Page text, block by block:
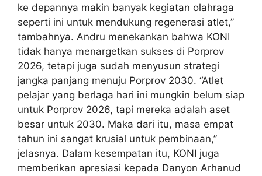
ke depannya makin banyak kegiatan olahraga
seperti ini untuk mendukung regenerasi atlet,”
tambahnya. Andru menekankan bahwa KONI
tidak hanya menargetkan sukses di Porprov
2026, tetapi juga sudah menyusun strategi
jangka panjang menuju Porprov 2030. “Atlet
pelajar yang berlaga hari ini mungkin belum siap
untuk Porprov 2026, tapi mereka adalah aset
besar untuk 2030. Maka dari itu, masa empat
tahun ini sangat krusial untuk pembinaan,”
jelasnya. Dalam kesempatan itu, KONI juga
memberikan apresiasi kepada Danyon Arhanud